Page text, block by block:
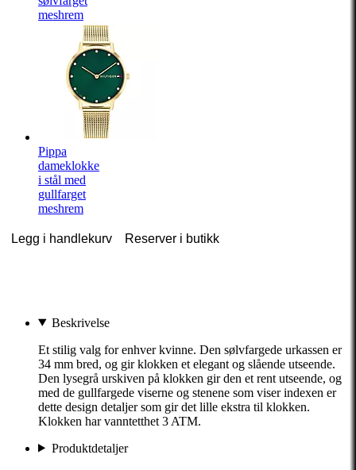
meshrem
Pippa
dameklokke
i stål med
gullfarget
meshrem
Legg i handlekurv Reserver i butikk
Beskrivelse
Et stilig valg for enhver kvinne. Den sølvfargede urkassen er
34 mm bred, og gir klokken et elegant og slående utseende.
Den lysegrå urskiven på klokken gir den et rent utseende, og
med de gullfargede viserne og stenene som viser indexen er
dette design detaljer som gir det lille ekstra til klokken.
Klokken har vanntetthet 3 ATM.
Produktdetaljer